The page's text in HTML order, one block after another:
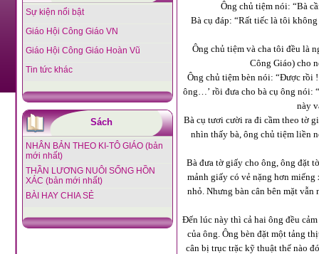
Sự kiện nổi bật
Giáo Hội Công Giáo VN
Giáo Hội Công Giáo Hoàn Vũ
Tin tức khác
Sách
NHÂN BẢN THEO KI-TÔ GIÁO (bản
mới nhất)
THẦN LƯƠNG NUÔI SỐNG HỒN
XÁC (bản mới nhất)
BÀI HAY CHIA SẺ
Ông chủ tiệm nói: “Bà
Bà cụ đáp: “Rất tiếc là tôi
Ông chủ tiệm và cha tôi đều là
Công Giáo) cho
Ông chủ tiệm bèn nói: “Được rồi
ông…’ rồi đưa cho bà cụ ông nói:
này
Bà cụ tươi cười ra đi cầm theo tờ
nhìn thấy bà, ông chủ tiệm liền
Bà đưa tờ giấy cho ông, ông đặt
mảnh giấy có vẻ nặng hơn
nhỏ. Nhưng bàn cân bên mặt
Đến lúc này thì cả hai ông đều
của ông. Ông bèn đặt một tảng
cân bị trục trặc kỹ thuật thế nào